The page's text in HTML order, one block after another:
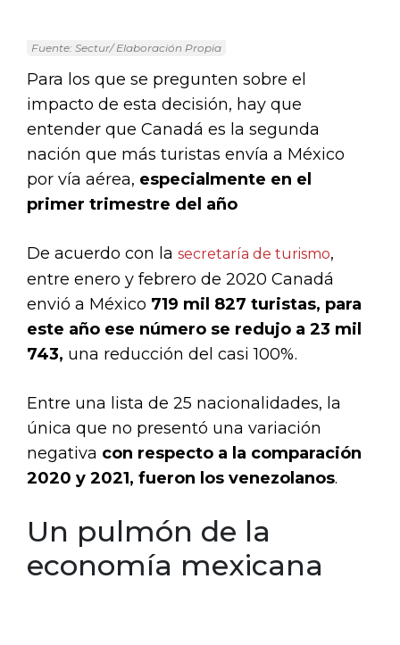
Fuente: Sectur/ Elaboración Propia
Para los que se pregunten sobre el
impacto de esta decisión, hay que
entender que Canadá es la segunda
nación que más turistas envía a México
por vía aérea, especialmente en el
primer trimestre del año
De acuerdo con la secretaría de turismo,
entre enero y febrero de 2020 Canadá
envió a México 719 mil 827 turistas, para
este año ese número se redujo a 23 mil
743, una reducción del casi 100%.
Entre una lista de 25 nacionalidades, la
única que no presentó una variación
negativa con respecto a la comparación
2020 y 2021, fueron los venezolanos.
Un pulmón de la
economía mexicana